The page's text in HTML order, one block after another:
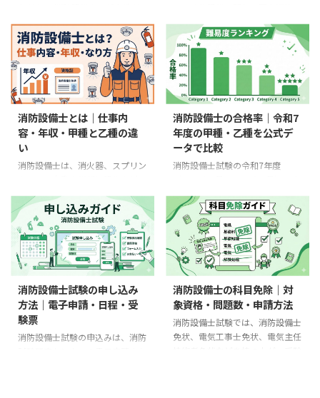
任技術者 管工事施工管理技士 建
築物環境衛生管理技術者（ビル管
理士） 危険物取扱者 ...
1日から5年以内 講習は、 ...
あるかを考えるときは、「資格を
取れば一生安泰」といった宣伝で
はなく、どの仕事が法令に基づい
て継続し、技術の変化で何が変わ
るのかを見ることが大切です。
消防用設備等は、設置したら終わ
りではありません。建物の関係者
には、設備を適切に維持し、定期
に点検して、その結果を消防長ま
たは消防署長へ報告する制度があ
ります。消防設備士は、免状の種
わります。 この記事の結論 消防
用設備等の設置・維持・点検は法
令に基づくため、継続的な業務 ...
すが、対象とする設備と法令上の
業務範囲が異なります。 消防設
備士は消防用設備等の工事・整
備・点検、電気工事士は電気工作
物の設置・変更に伴う電気工事を
担います。一方の免状だけで、も
う一方の資格が必要な作業まで行
えるわけではありません。 この
記事の結論 消防設備士は設備の
類ごとに免状が分かれ、甲種は工
事・整備・点検、乙種は整備・点
種・第二種に分かれ、扱える電気
工作物の範囲が異なる。 電気工
事士試験は第一種・第二種とも受
験 ...
消防設備士とは｜仕事内
容・年収・甲種と乙種の違
い
消防設備士は、消火器、スプリン
ついて、免状の種類に応じた工
事・整備・点検を行うための国家
資格です。 甲種は対象設備の工
事・整備・点検、乙種は整備・点
検を行えます。ただし、扱える設
備は免状に記載された類に限られ
ます。消防士・消防官とは別の資
格で、主に民間の消防設備会社や
設備管理の現場で活用されます。
この記事の結論 甲種は工事ま
で、乙種は整備・点検まで行え
消防設備士の合格率｜令和7
年度の甲種・乙種を公式デ
ータで比較
消防設備士試験の令和7年度
格率は、甲種計32.5％、乙種計
38.3％、全体35.4％でした。最も
高い区分は乙種第7類の64.7％、
最も低い区分は乙種第3類の
26.8％です。 ただし、合格率は
試験問題だけの難しさを示す順位
表ではありません。区分ごとに受
験者の保有資格、実務経験、科目
免除、受験目的が異なるためで
す。この記事では、消防試験研究
センターの最新公表値を正しく並
消防設備士試験の申し込み
方法｜電子申請・日程・受
験票
消防設備士試験の申込みは、消防
消防設備士の科目免除｜対
象資格・問題数・申請方法
消防設備士試験では、消防設備士
免状、電気工事士免状、電気主任